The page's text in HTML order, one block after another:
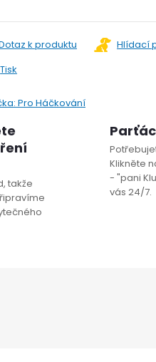
Tisk
k produktu Hlídací
Pro Háčkování
takže
Klikněte
- "pani
vás 24/7.